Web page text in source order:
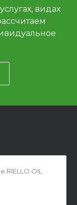
видах
RIELLO OIL